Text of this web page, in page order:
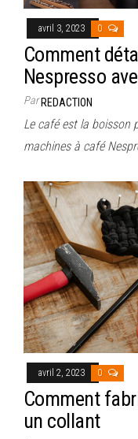
avril 3, 2023 0
Comment
Nespresso
ParREDACTION
Le café est la boisson
machines à café
avril 2, 2023 0
Comment
un collant